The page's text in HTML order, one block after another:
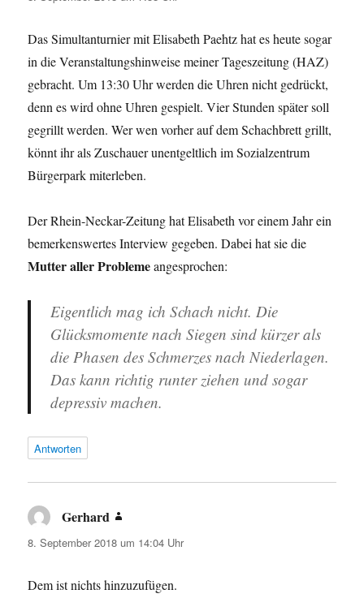
Das Simultanturnier mit Elisabeth Paehtz hat es heute sogar
in die Veranstaltungshinweise meiner Tageszeitung (HAZ)
gebracht. Um 13:30 Uhr werden die Uhren nicht gedrückt,
denn es wird ohne Uhren gespielt. Vier Stunden später soll
gegrillt werden. Wer wen vorher auf dem Schachbrett grillt,
könnt ihr als Zuschauer unentgeltlich im Sozialzentrum
Bürgerpark miterleben.
Der Rhein-Neckar-Zeitung hat Elisabeth vor einem Jahr ein
bemerkenswertes Interview gegeben. Dabei hat sie die
Mutter aller Problemeangesprochen:
Eigentlich mag ich Schach nicht. Die
Glücksmomente nach Siegen sind kürzer als
die Phasen des Schmerzes nach Niederlagen.
Das kann richtig runter ziehen und sogar
depressiv machen.
Antworten
Gerhard
8. September 2018 um 14:04 Uhr
Dem ist nichts hinzuzufügen.